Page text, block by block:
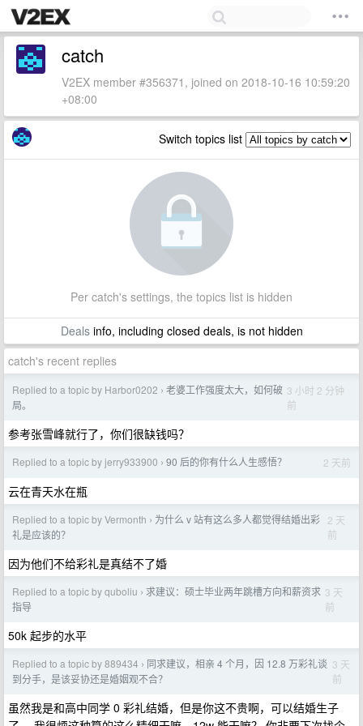
catch
V2EX member #356371, joined on 2018-10-16 10:59:20
+08:00
Switch topics list
Per catch's settings, the topics list is hidden
Dealsinfo, including closed deals, is not hidden
catch's recent replies
Replied to a topic by Harbor0202 › 老婆工作强度太大，如何破
局。
3 小时 2 分钟
前
参考张雪峰就行了，你们很缺钱吗？
Replied to a topic by jerry933900 › 90 后的你有什么人生感悟？ 2 天前
云在青天水在瓶
Replied to a topic by Vermonth › 为什么 v 站有这么多人都觉得结婚出彩
礼是应该的？
2 天
前
因为他们不给彩礼是真结不了婚
Replied to a topic by quboliu › 求建议：硕士毕业两年跳槽方向和薪资求
指导
3 天
前
50k 起步的水平
Replied to a topic by 889434 › 同求建议，相亲 4 个月，因 12.8 万彩礼谈
到分手，是该妥协还是婚姻观不合？
3 天
前
虽然我是和高中同学 0 彩礼结婚，但是你这不贵啊，可以结婚生子